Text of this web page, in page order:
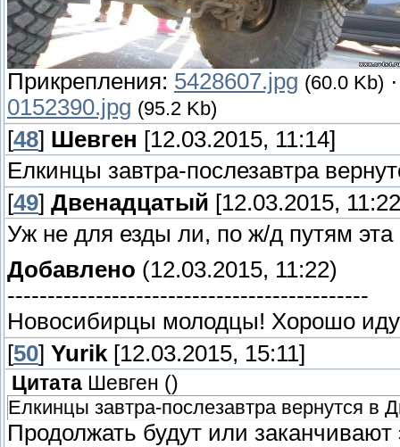
Прикрепления: 5428607.jpg (60.0 Kb)
0152390.jpg (95.2 Kb)
[48] Шевген [12.03.2015, 11:14]
Елкинцы завтра-послезавтра
[49] Двенадцатый [12.03.2015,
Уж не для езды ли, по ж/д путям эта
Добавлено (12.03.2015, 11:22)
---------------------------------------------
Новосибирцы молодцы! Хорошо
[50] Yurik [12.03.2015, 15:11]
Цитата Шевген ()
Елкинцы завтра-послезавтра вернутся в
Продолжать будут или